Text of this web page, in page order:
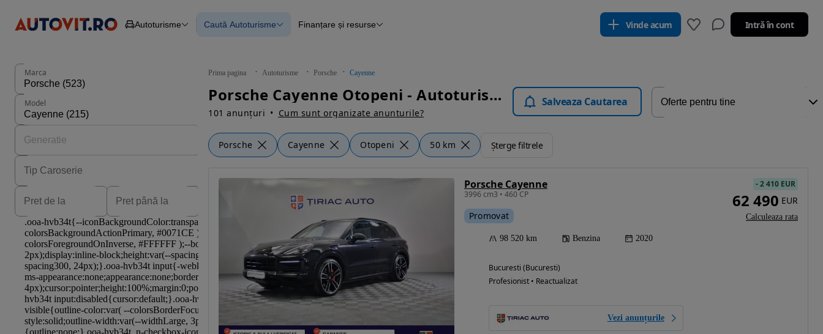
Autoturisme
Autoturisme
Mașini electrice
Mașini cu detalii verificate
Caută Autoturisme
Blog Autovit.ro
Finanțare și resurse Vinde acum Intră în cont
Prima pagina Autoturisme Porsche Cayenne
Porsche Cayenne Otopeni - Autoturisme
101 anunțuri Cum sunt organizate anunturile?
Salveaza Cautarea
Porsche Cayenne Otopeni 50 km Șterge filtrele
Marca
Model
Porsche Cayenne
3996 cm3 • 460 CP
Promovat
98 520 km Benzina 2020
Bucuresti (Bucuresti)
Profesionist • Reactualizat
Vezi anunțurile
-2 410 EUR
62 490 EUR
Calculeaza rata